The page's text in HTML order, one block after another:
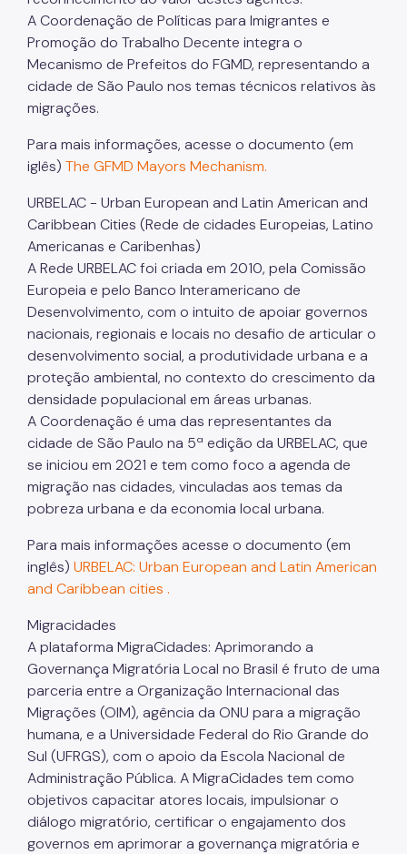
A Coordenação de Políticas para Imigrantes e
Promoção do Trabalho Decente integra o
Mecanismo de Prefeitos do FGMD, representando a
cidade de São Paulo nos temas técnicos relativos às
migrações.
Para mais informações, acesse o documento (em
iglês) The GFMD Mayors Mechanism.
URBELAC - Urban European and Latin American and
Caribbean Cities (Rede de cidades Europeias, Latino
Americanas e Caribenhas)
A Rede URBELAC foi criada em 2010, pela Comissão
Europeia e pelo Banco Interamericano de
Desenvolvimento, com o intuito de apoiar governos
nacionais, regionais e locais no desafio de articular o
desenvolvimento social, a produtividade urbana e a
proteção ambiental, no contexto do crescimento da
densidade populacional em áreas urbanas.
A Coordenação é uma das representantes da
cidade de São Paulo na 5ª edição da URBELAC, que
se iniciou em 2021 e tem como foco a agenda de
migração nas cidades, vinculadas aos temas da
pobreza urbana e da economia local urbana.
Para mais informações acesse o documento (em
inglês) URBELAC: Urban European and Latin American
and Caribbean cities .
Migracidades
A plataforma MigraCidades: Aprimorando a
Governança Migratória Local no Brasil é fruto de uma
parceria entre a Organização Internacional das
Migrações (OIM), agência da ONU para a migração
humana, e a Universidade Federal do Rio Grande do
Sul (UFRGS), com o apoio da Escola Nacional de
Administração Pública. A MigraCidades tem como
objetivos capacitar atores locais, impulsionar o
diálogo migratório, certificar o engajamento dos
governos em aprimorar a governança migratória e